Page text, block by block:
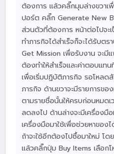
ต้องการ แล้วคลิ๊กมุมล่างขวา
ปอร์ต คลิ๊ก Generate New
ส่วนตัวที่ต้องการ หน้าต่อไปจะ
ทำภารกิจได้สำเร็จก็จะได้รับต
Get Mission เพื่อรับงาน จะมี
ต้องทำให้สำเร็จและค่าตอบแ
เพื่อเริ่มปฏิบัติภารกิจ รอโหล
ภารกิจ ด้านขวาจะมีรายการขอ
ตามรายชื่อนั้นให้ครบก่อนหมดเ
ลดลงไป ด้านล่างจะมีเครื่องมื
เครื่องมือมาใช้เพื่อช่วยหาของ
ถ้าจะใช้อีกต้องไปซื้อมาใหม่ โ
แล้วคลิ๊กปุ่ม Buy Items เลือก